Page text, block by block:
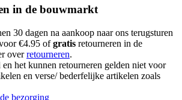
in de bouwmarkt
30 dagen na aankoop naar ons terugsturen
€4.95 ofgratis retourneren in de
overretourneren.
het kunnen retourneren gelden niet voor
en verse/ bederfelijke artikelen zoals
bezorging